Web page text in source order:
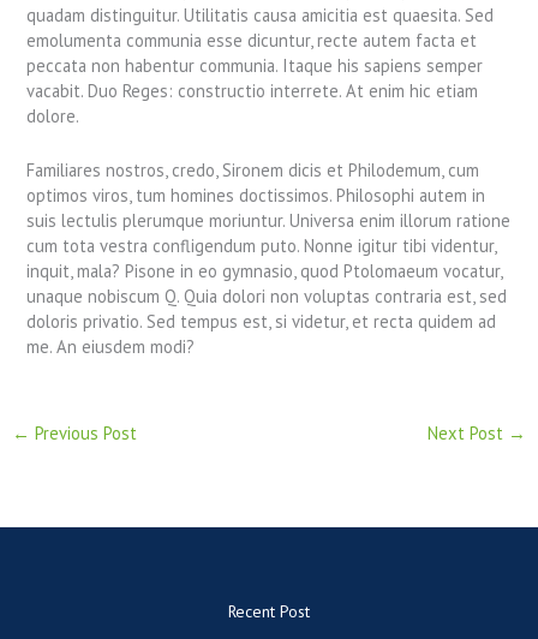
quadam distinguitur. Utilitatis causa amicitia est quaesita. Sed
emolumenta communia esse dicuntur, recte autem facta et
peccata non habentur communia. Itaque his sapiens semper
vacabit. Duo Reges: constructio interrete. At enim hic etiam
dolore.
Familiares nostros, credo, Sironem dicis et Philodemum, cum
optimos viros, tum homines doctissimos. Philosophi autem in
suis lectulis plerumque moriuntur. Universa enim illorum ratione
cum tota vestra confligendum puto. Nonne igitur tibi videntur,
inquit, mala? Pisone in eo gymnasio, quod Ptolomaeum vocatur,
unaque nobiscum Q. Quia dolori non voluptas contraria est, sed
doloris privatio. Sed tempus est, si videtur, et recta quidem ad
me. An eiusdem modi?
← Previous Post Next Post →
Recent Post